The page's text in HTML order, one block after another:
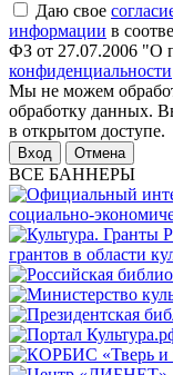
Даю свое
информации в
ФЗ от 27.07.2006 "О
конфиденциальности
Мы не можем
обработку данных.
в открытом доступе.
Отмена
ВСЕ БАННЕРЫ